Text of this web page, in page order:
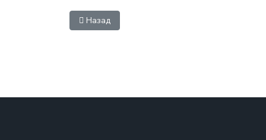
Предыдущий: Наркомания и алкоголизм.
Назад